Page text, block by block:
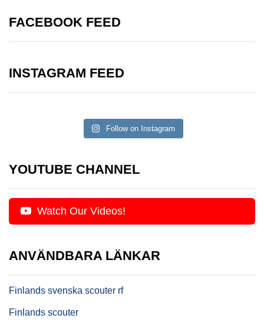
FACEBOOK FEED
INSTAGRAM FEED
Follow on Instagram
YOUTUBE CHANNEL
Watch Our Videos!
ANVÄNDBARA LÄNKAR
Finlands svenska scouter rf
Finlands scouter